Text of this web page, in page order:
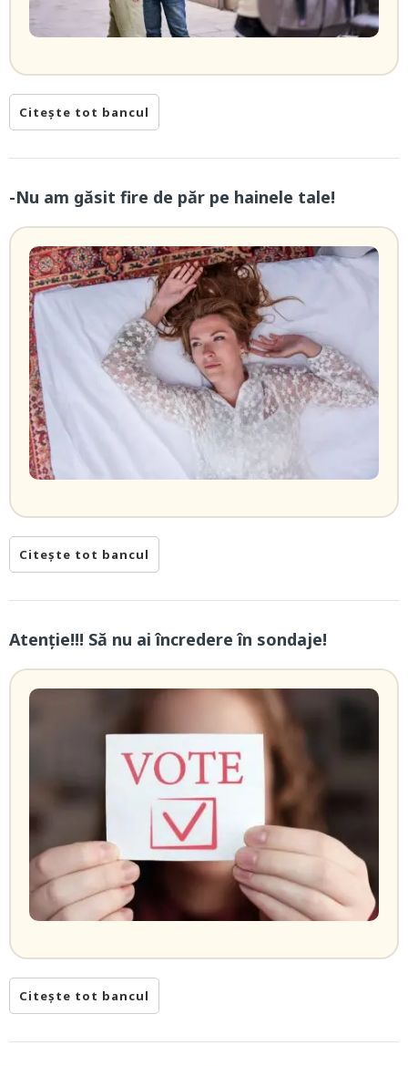
Citește tot bancul
-Nu am găsit fire de păr pe hainele tale!
Citește tot bancul
Atenție!!! Să nu ai încredere în sondaje!
Citește tot bancul